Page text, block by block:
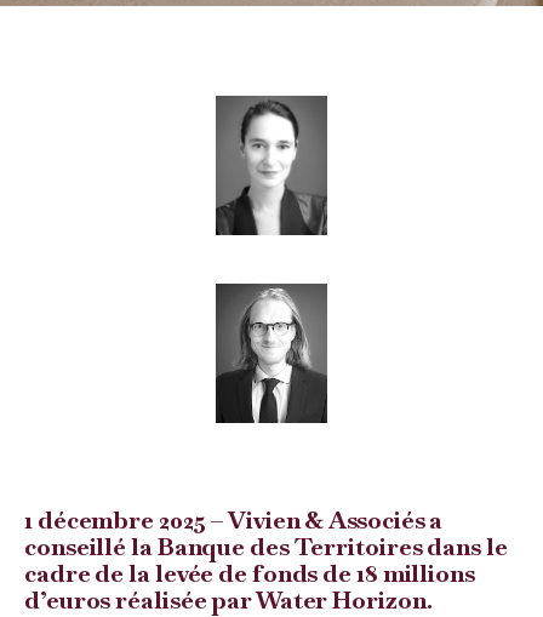
1 décembre 2025 – Vivien & Associés a
conseillé la Banque des Territoires dans le
cadre de la levée de fonds de 18 millions
d’euros réalisée par Water Horizon.